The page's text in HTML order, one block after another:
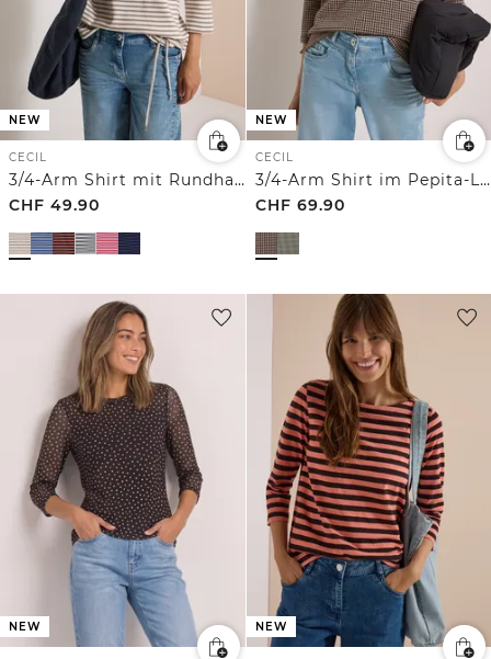
NEW
CECIL
3/4-Arm Shirt mit Rundhals und Streifen
CHF 49.90
NEW
CECIL
3/4-Arm Shirt im Pepita-Look
CHF 69.90
NEW NEW